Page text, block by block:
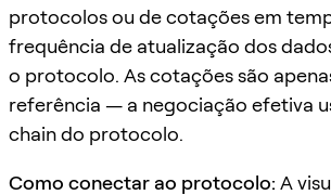
protocolos ou de cotações em
frequência de atualização dos
o protocolo. As cotações são
referência — a negociação efetiva
chain do protocolo.
Como conectar ao protocolo: A